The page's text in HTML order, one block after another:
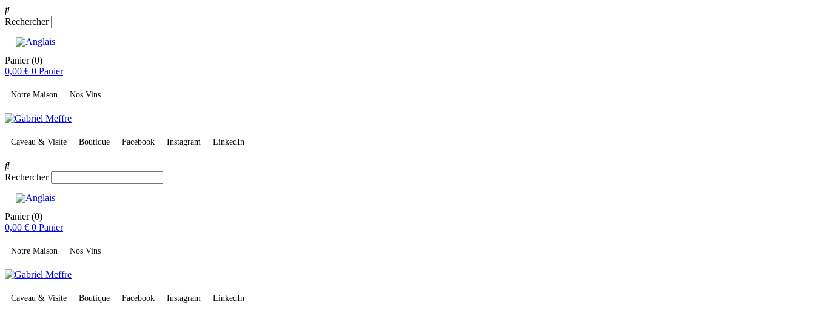
Rechercher
Panier (0)
0,00 € 0 Panier
Notre Maison Nos Vins
Caveau & Visite Boutique Facebook Instagram LinkedIn
Rechercher
Panier (0)
0,00 € 0 Panier
Notre Maison Nos Vins
Caveau & Visite Boutique Facebook Instagram LinkedIn